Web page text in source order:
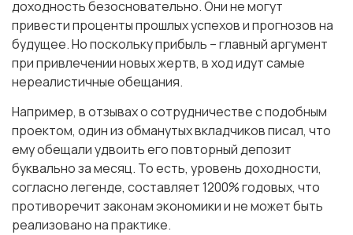
доходность безосновательно. Они не могут
привести проценты прошлых успехов и прогнозов на
будущее. Но поскольку прибыль – главный аргумент
при привлечении новых жертв, в ход идут самые
нереалистичные обещания.
Например, в отзывах о сотрудничестве с подобным
проектом, один из обманутых вкладчиков писал, что
ему обещали удвоить его повторный депозит
буквально за месяц. То есть, уровень доходности,
согласно легенде, составляет 1200% годовых, что
противоречит законам экономики и не может быть
реализовано на практике.